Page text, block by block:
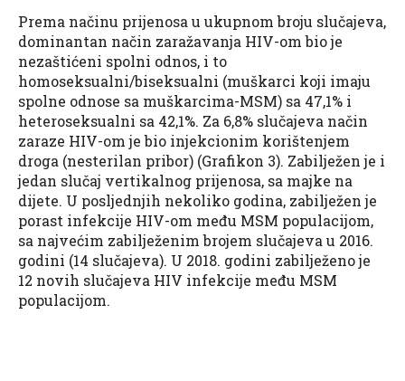
Prema načinu prijenosa u ukupnom broju slučajeva,
dominantan način zaražavanja HIV-om bio je
nezaštićeni spolni odnos, i to
homoseksualni/biseksualni (muškarci koji imaju
spolne odnose sa muškarcima-MSM) sa 47,1% i
heteroseksualni sa 42,1%. Za 6,8% slučajeva način
zaraze HIV-om je bio injekcionim korištenjem
droga (nesterilan pribor) (Grafikon 3). Zabilježen je i
jedan slučaj vertikalnog prijenosa, sa majke na
dijete. U posljednjih nekoliko godina, zabilježen je
porast infekcije HIV-om među MSM populacijom,
sa najvećim zabilježenim brojem slučajeva u 2016.
godini (14 slučajeva). U 2018. godini zabilježeno je
12 novih slučajeva HIV infekcije među MSM
populacijom.